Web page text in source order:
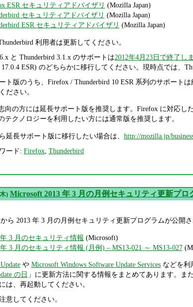
ESR セキュリティアドバイザリ (Mozilla Japan)
セキュリティアドバイザリ (Mozilla Japan)
ESR セキュリティアドバイザリ (Mozilla Japan)
利用者は更新してください。
と Thunderbird 3.1.x のサポートは2012年4月23日で終了し
17.0.4 ESR) のどちらかに移行してください。現時点では、
ト版のうち、Firefox / Thunderbird 10 ESR 系列のサポート
ださい。
向の方には延長サポート版を推奨します。Firefox に対応し
テクノロジーを利用したい方には通常版を推奨します。
延長サポート版に移行したい場合は、 http://mozilla.jp/
ード: Firefox, Thunderbird
) Microsoft 2013 年 3 月の月例セキュリティ更新プロ
ら 2013 年 3 月の月例セキュリティ更新プログラムが公開
年 3 月のセキュリティ情報 (Microsoft)
3 月のセキュリティ情報 (月例) – MS13-021 ～ MS13-027
や Microsoft Windows Software Update Servicesなどを利
の日 」に更新方法に関する情報をまとめてあります。ま
は、再起動してください。
意してください。